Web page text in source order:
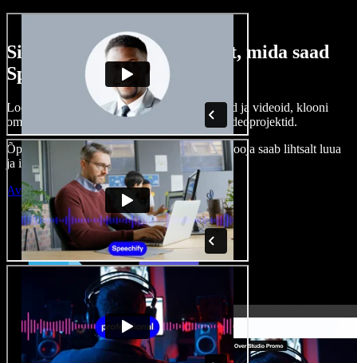
Siin on vaid väike osa sellest, mida saad
Speechify Studioga teha.
Loo voice-over’eid, kasuta tasuta pilte, helisid ja videoid, klooni
oma häält ja pane kokku terviklikud audio-videoprojektid.
Õppimiskõver puudub, kõik töötab veebis – looja saab lihtsalt luua
ja ideed kiiresti ellu viia.
Ava Studio